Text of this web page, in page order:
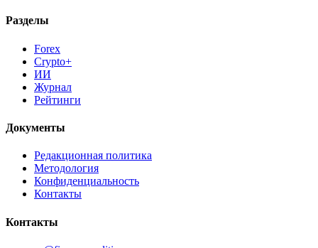
Разделы
Forex
Crypto+
ИИ
Журнал
Рейтинги
Документы
Редакционная политика
Методология
Конфиденциальность
Контакты
Контакты